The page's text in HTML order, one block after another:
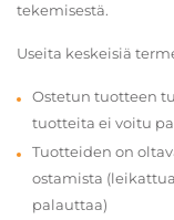
tekemisestä.
Useita keskeisiä
Ostetun tuotteen
tuotteita ei voitu
Tuotteiden on
ostamista
palauttaa)